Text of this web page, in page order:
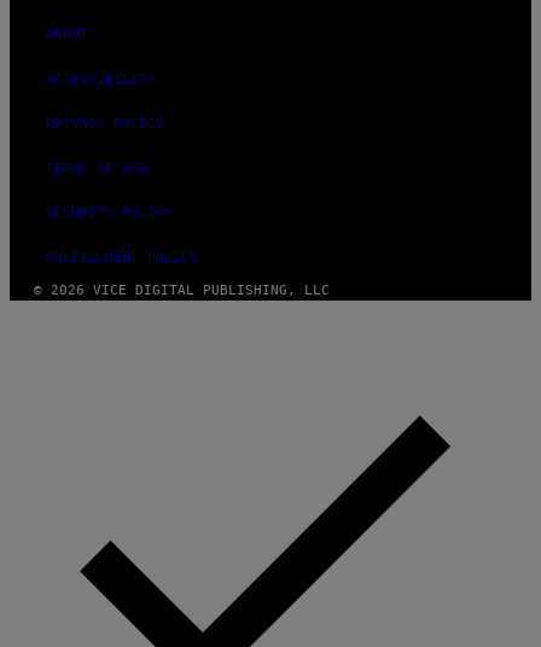
ABOUT
ACCESSIBILITY
PRIVACY POLICY
TERMS OF USE
SECURITY POLICY
FULFILLMENT POLICY
© 2026 VICE DIGITAL PUBLISHING, LLC